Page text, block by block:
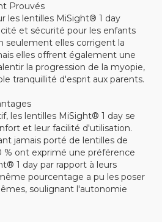
Prouvés
les lentilles MiSight® 1 day
et sécurité pour les enfants
seulement elles corrigent la
elles offrent également une
la progression de la myopie,
tranquillité d'esprit aux parents.
les lentilles MiSight® 1 day se
et leur facilité d'utilisation.
jamais porté de lentilles de
% ont exprimé une préférence
1 day par rapport à leurs
pourcentage a pu les poser
soulignant l'autonomie